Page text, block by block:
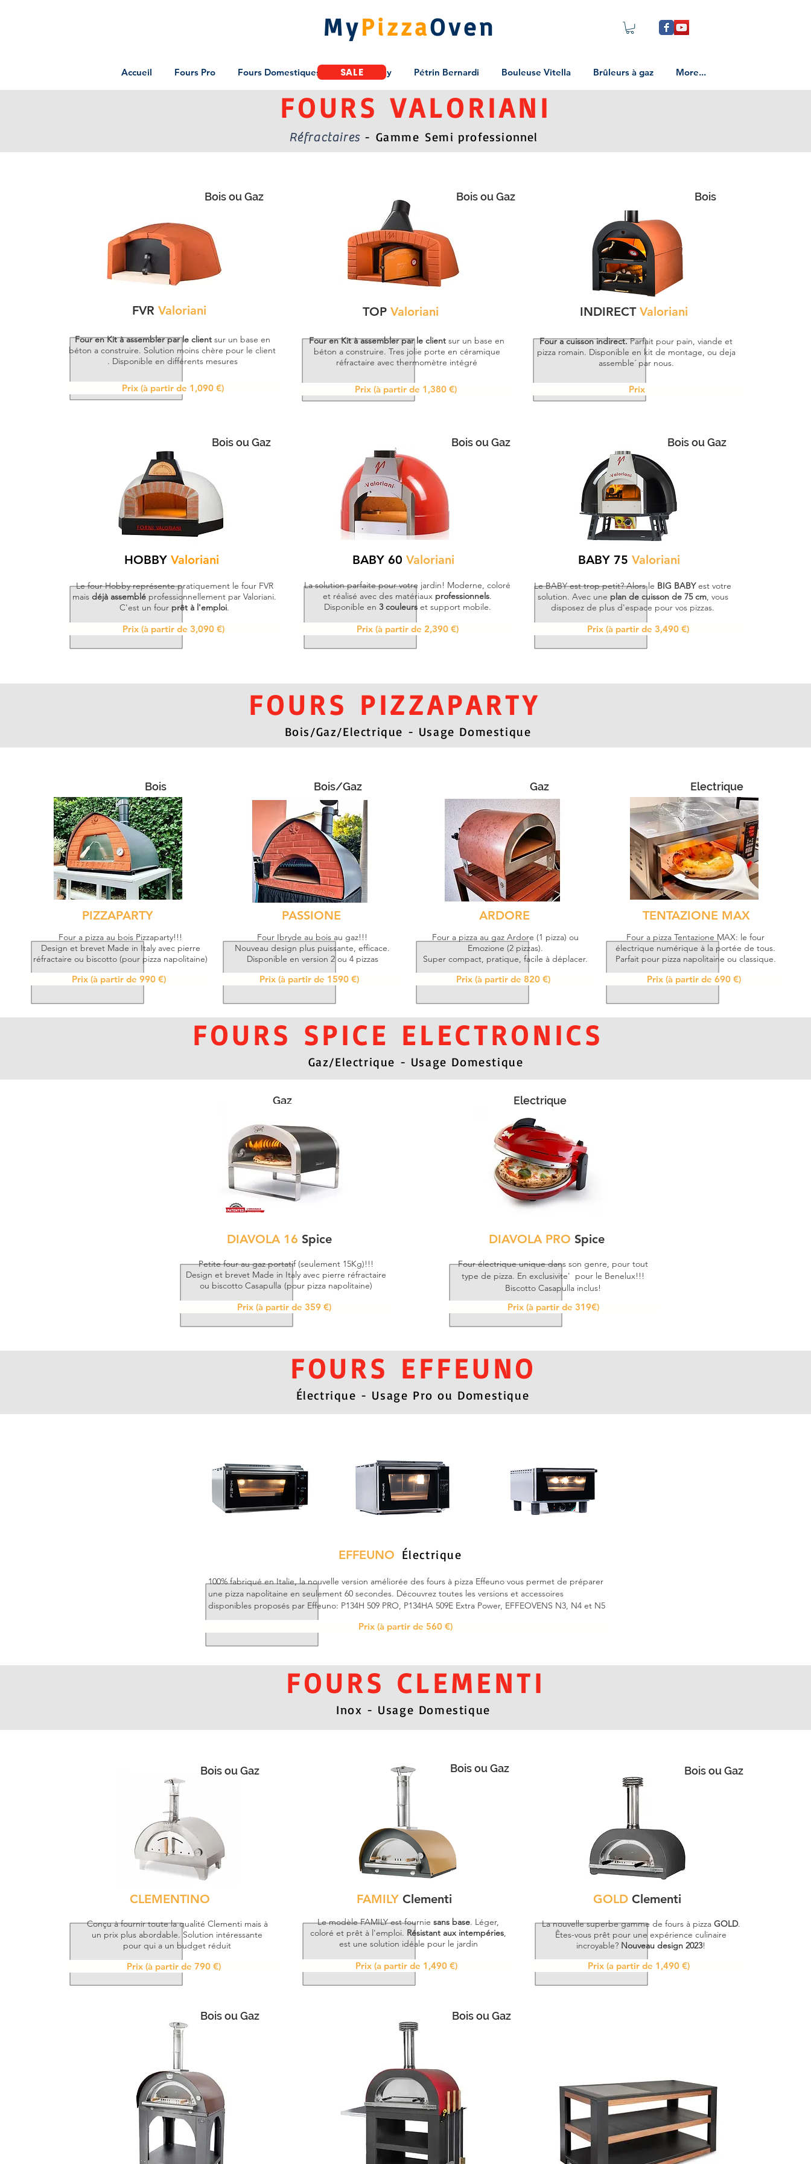
MyPizzaOven
Accueil Fours Pro Fours Domestiques BlackFriday Pétrin Bernardi Bouleuse Vitella Brûleurs à gaz More...
SALE
FOURS VALORIANI
Réfractaires- Gamme Semi professionnel
FVR Valoriani
Four en Kit à assembler par le client sur un base en
béton a construire. ​Solution moins chère pour le client​​​​​​​
. Disponible en différents mesures
Prix (à partir de 1,090 €)
Bois ou Gaz Bois ou Gaz
TOP Valoriani
​Four en Kit à assembler par le client sur un base en
béton a construire. Tres jolie porte en céramique
réfractaire avec thermomètre intégré​
Prix (à partir de 1,380 €)
Bois
INDIRECT Valoriani
Prix
Four a cuisson indirect.Parfait pour pain, viande et
pizza romain. Disponible en kit de montage, ou deja
assemble´ par nous.
Bois ou Gaz
HOBBY Valoriani
Prix (à partir de 3,090 €)
Le four Hobby représente pratiquement le four FVR
mais déjà assemblé professionnellement par Valoriani.
C'est un four prêt à l'emploi.
Bois ou Gaz
BABY 60 Valoriani
Prix (à partir de 2,390 €)
La solution parfaite pour votre jardin! Moderne, coloré
et réalisé avec des matériaux professionnels.
Disponible en 3 couleurset support mobile.
Bois ou Gaz
BABY 75 Valoriani
Le BABY est trop petit? Alors le BIG BABYest votre
solution. Avec une plan de cuisson de 75 cm, vous
disposez de plus d'espace pour vos pizzas.
Prix (à partir de 3,490 €)
FOURS PIZZAPARTY
Bois/Gaz/Electrique - Usage Domestique
Bois
PIZZAPARTY
Bois/Gaz
PASSIONE
Gaz
ARDORE
Electrique
TENTAZIONE MAX
Prix (à partir de 990 €)
Four a pizza au bois Pizzaparty!!!
Design et brevet Made in Italy avec pierre
réfractaire ou biscotto (pour pizza napolitaine)
Prix (à partir de 1590 €)
Four Ibryde au bois au gaz!!!
Nouveau design plus puissante, efficace.
Disponible en version 2 ou 4 pizzas
Prix (à partir de 820 €)
Four a pizza au gaz Ardore (1 pizza) ou
Emozione (2 pizzas).
Super compact, pratique, facile à déplacer.
Prix (à partir de 690 €)
Four a pizza Tentazione MAX: le four
électrique numérique à la portée de tous.
Parfait pour pizza napolitaine ou classique.
FOURS SPICE ELECTRONICS
Gaz/Electrique - Usage Domestique
Gaz
DIAVOLA 16 Spice
Prix (à partir de 359 €)
Petite four au gaz portatif (seulement 15Kg)!!!
Design et brevet Made in Italy avec pierre réfractaire
ou biscotto Casapulla (pour pizza napolitaine)
Electrique
DIAVOLA PRO Spice
Prix (à partir de 319€)
Four électrique unique dans son genre, pour tout
type de pizza. En exclusivite' pour le Benelux!!!
Biscotto Casapulla inclus!
FOURS EFFEUNO
Électrique - Usage Pro ou Domestique
EFFEUNO Électrique
100% fabriqué en Italie, la nouvelle version améliorée des fours à pizza Effeuno vous permet de préparer
une pizza napolitaine en seulement 60 secondes. Découvrez toutes les versions et accessoires
disponibles proposés par Effeuno: P134H 509 PRO, P134HA 509E Extra Power, EFFEOVENS N3, N4 et N5
Prix (à partir de 560 €)
FOURS CLEMENTI
Inox - Usage Domestique
Bois ou Gaz
CLEMENTINO
Conçu à fournir toute la qualité Clementi mais à
un prix plus abordable. Solution intéressante
pour qui a un budget réduit
Prix (à partir de 790 €)
Bois ou Gaz
FAMILY Clementi
Le modèle FAMILY est fournie sans base. Léger,
coloré et prêt à l'emploi. Résistant aux intempéries,
est une solution idéale pour le jardin
Prix (a partir de 1,490 €)
GOLD Clementi
Bois ou Gaz
La nouvelle superbe gamme de fours à pizza GOLD.
Êtes-vous prêt pour une expérience culinaire
incroyable? Nouveau design 2023!
Prix (a partir de 1,490 €)
Bois ou Gaz Bois ou Gaz